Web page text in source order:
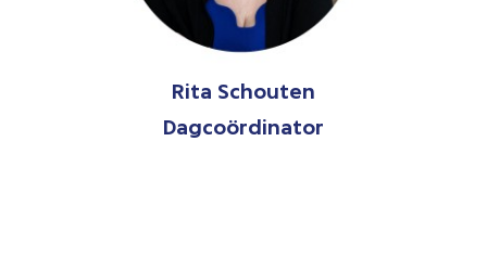
Rita Schouten
Dagcoördinator